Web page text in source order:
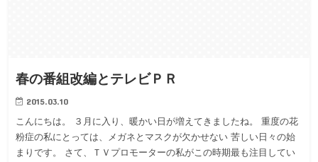
春の番組改編とテレビＰＲ
2015.03.10
こんにちは。 ３月に入り、暖かい日が増えてきましたね。 重度の花
粉症の私にとっては、メガネとマスクが欠かせない 苦しい日々の始
まりです。 さて、ＴＶプロモーターの私がこの時期最も注目してい